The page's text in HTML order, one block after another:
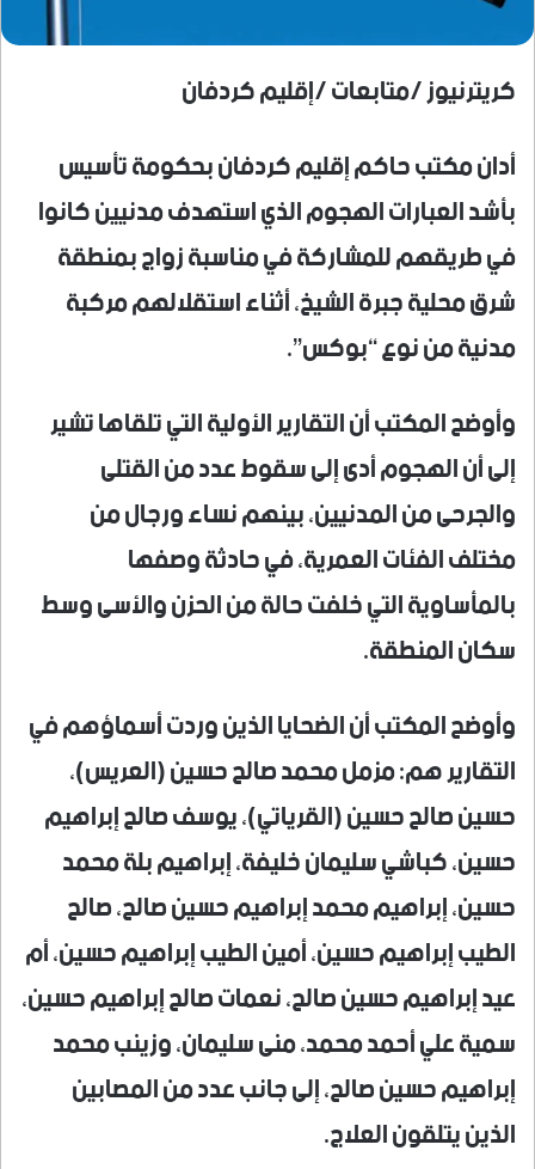
كريترنيوز /متابعات /إقليم كردفان
أدان مكتب حاكم إقليم كردفان بحكومة تأسيس
بأشد العبارات الهجوم الذي استهدف مدنيين كانوا
في طريقهم للمشاركة في مناسبة زواج بمنطقة
شرق محلية جبرة الشيخ، أثناء استقلالهم مركبة
مدنية من نوع “بوكس”.
وأوضح المكتب أن التقارير الأولية التي تلقاها تشير
إلى أن الهجوم أدى إلى سقوط عدد من القتلى
والجرحى من المدنيين، بينهم نساء ورجال من
مختلف الفئات العمرية، في حادثة وصفها
بالمأساوية التي خلفت حالة من الحزن والأسى وسط
سكان المنطقة.
وأوضح المكتب أن الضحايا الذين وردت أسماؤهم في
التقارير هم: مزمل محمد صالح حسين (العريس)،
حسين صالح حسين (القرياتي)، يوسف صالح إبراهيم
حسين، كباشي سليمان خليفة، إبراهيم بلة محمد
حسين، إبراهيم محمد إبراهيم حسين صالح، صالح
الطيب إبراهيم حسين، أمين الطيب إبراهيم حسين، أم
عيد إبراهيم حسين صالح، نعمات صالح إبراهيم حسين،
سمية علي أحمد محمد، منى سليمان، وزينب محمد
إبراهيم حسين صالح، إلى جانب عدد من المصابين
الذين يتلقون العلاج.